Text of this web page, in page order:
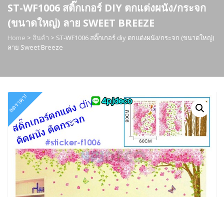
ST-WF1006 สติ๊กเกอร์ DIY ตกแต่งผนัง/กระจก
(ขนาดใหญ่) ลาย SWEET BREEZE
Home > สินค้า > ST-WF1006 สติ๊กเกอร์ diy ตกแต่งผนัง/กระจก (ขนาดใหญ่)
ลาย Sweet Breeze
ลดราคา!